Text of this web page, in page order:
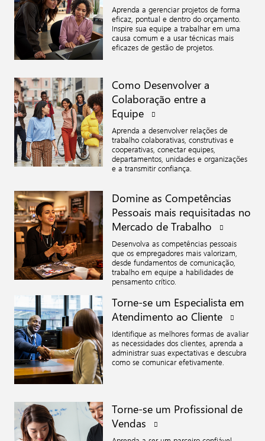
Aprenda a gerenciar projetos de forma
eficaz, pontual e dentro do orçamento.
Inspire sua equipe a trabalhar em uma
causa comum e a usar técnicas mais
eficazes de gestão de projetos.
Como Desenvolver a
Colaboração entre a
Equipe
Aprenda a desenvolver relações de
trabalho colaborativas, construtivas e
cooperativas, conectar equipes,
departamentos, unidades e organizações
e a transmitir confiança.
Domine as Competências
Pessoais mais requisitadas no
Mercado de Trabalho
Desenvolva as competências pessoais
que os empregadores mais valorizam,
desde fundamentos de comunicação,
trabalho em equipe a habilidades de
pensamento crítico.
Torne-se um Especialista em
Atendimento ao Cliente
Identifique as melhores formas de avaliar
as necessidades dos clientes, aprenda a
administrar suas expectativas e descubra
como se comunicar efetivamente.
Torne-se um Profissional de
Vendas